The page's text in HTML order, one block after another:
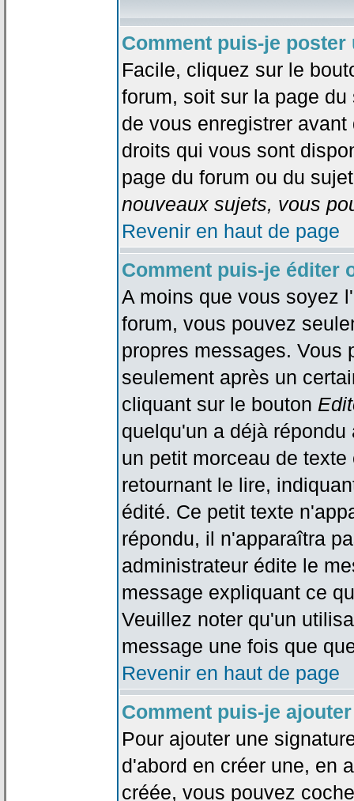
Comment puis-je
Facile, cliquez sur le
forum, soit sur la page
de vous enregistrer
droits qui vous sont
page du forum ou du
nouveaux sujets, vous
Revenir en haut de page
Comment puis-je éditer
A moins que vous soyez
forum, vous pouvez
propres messages. Vous
seulement après un
cliquant sur le bouton
quelqu'un a déjà
un petit morceau de
retournant le lire,
édité. Ce petit texte
répondu, il n'apparaîtra
administrateur édite le
message expliquant ce
Veuillez noter qu'un
message une fois que
Revenir en haut de page
Comment puis-je
Pour ajouter une
d'abord en créer une, en
créée, vous pouvez